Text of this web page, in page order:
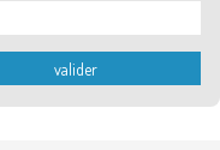
valider